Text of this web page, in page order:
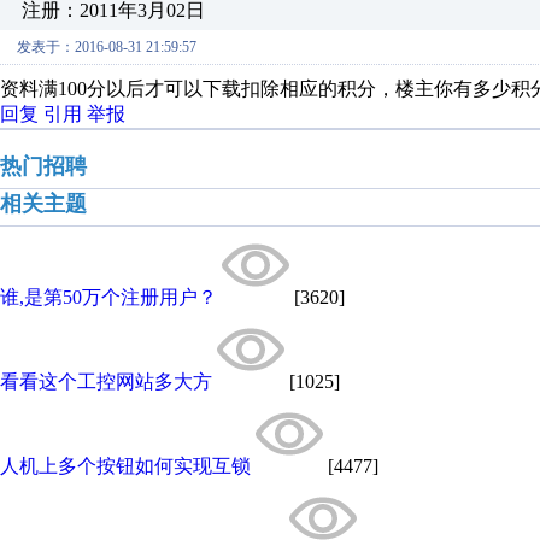
注册：2011年3月02日
发表于：2016-08-31 21:59:57
资料满100分以后才可以下载扣除相应的积分，楼主你有多少积
回复 引用 举报
热门招聘
相关主题
谁,是第50万个注册用户？ [3620]
看看这个工控网站多大方 [1025]
人机上多个按钮如何实现互锁 [4477]